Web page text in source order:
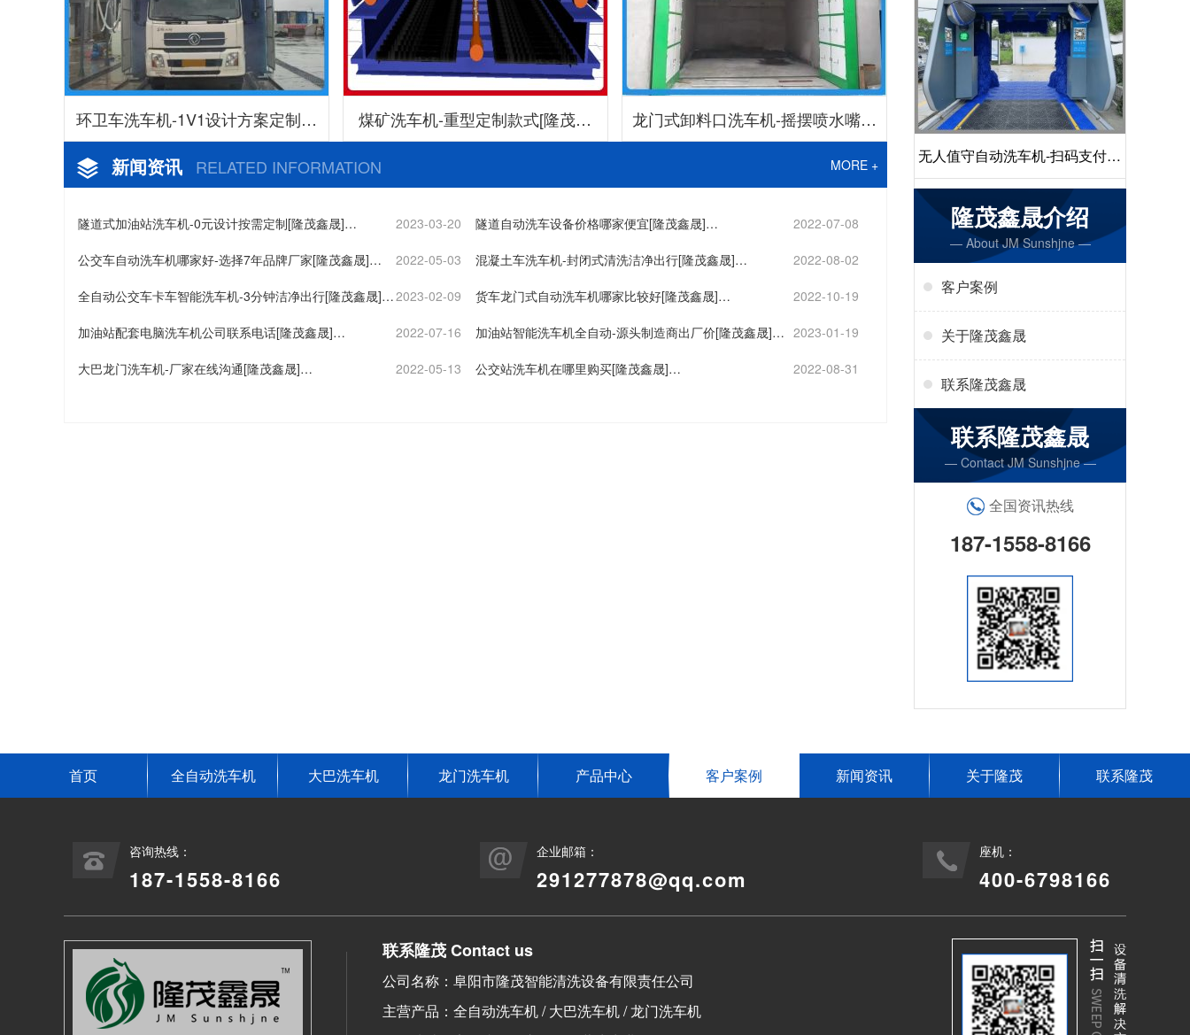
环卫车洗车机-1V1设计方案定制生
产[隆茂鑫晟]
煤矿洗车机-重型定制款式[隆茂鑫
龙门式卸料口洗车机-摇摆喷水嘴无
新闻资讯 RELATED INFORMATION MORE +
隧道式加油站洗车机-0元设计按需定制[隆茂鑫晟]… 2023-03-20 隧道自动洗车设备价格哪家便宜[隆茂鑫晟]… 2022-07-08
公交车自动洗车机哪家好-选择7年品牌厂家[隆茂鑫晟]… 2022-05-03 混凝土车洗车机-封闭式清洗洁净出行[隆茂鑫晟]… 2022-08-02
全自动公交车卡车智能洗车机-3分钟洁净出行[隆茂鑫晟]…2023-02-09 货车龙门式自动洗车机哪家比较好[隆茂鑫晟]… 2022-10-19
加油站配套电脑洗车机公司联系电话[隆茂鑫晟]… 2022-07-16 加油站智能洗车机全自动-源头制造商出厂价[隆茂鑫晟]… 2023-01-19
大巴龙门洗车机-厂家在线沟通[隆茂鑫晟]… 2022-05-13 公交站洗车机在哪里购买[隆茂鑫晟]… 2022-08-31
无人值守自动洗车机-扫码支付24
小时不停机洗车[隆茂鑫晟]
隆茂鑫晟介绍
— About JM Sunshjne —
客户案例
关于隆茂鑫晟
联系隆茂鑫晟
联系隆茂鑫晟
— Contact JM Sunshjne —
全国资讯热线
187-1558-8166
首页 全自动洗车机 大巴洗车机 龙门洗车机 产品中心 客户案例 新闻资讯 关于隆茂 联系隆茂
咨询热线：
187-1558-8166
企业邮箱：
291277878@qq.com
座机：
400-6798166
联系隆茂 Contact us
公司名称：阜阳市隆茂智能清洗设备有限责任公司
主营产品：全自动洗车机 / 大巴洗车机 / 龙门洗车机